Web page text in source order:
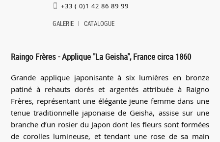
+33 ( 0)1 42 86 89 99
GALERIE CATALOGUE
Raingo Frères - Applique "La Geisha", France circa 1860
Grande applique japonisante à six lumières en bronze
patiné à rehauts dorés et argentés attribuée à Raigno
Frères, représentant une élégante jeune femme dans une
tenue traditionnelle japonaise de Geisha, assise sur une
branche d’un rosier du Japon dont les fleurs sont formées
de corolles lumineuse, et tendant une rose de sa main